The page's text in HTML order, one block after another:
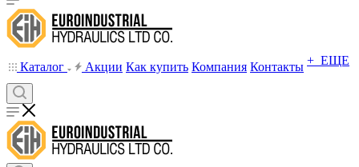
Каталог Акции Как купить Компания Контакты + ЕЩЕ